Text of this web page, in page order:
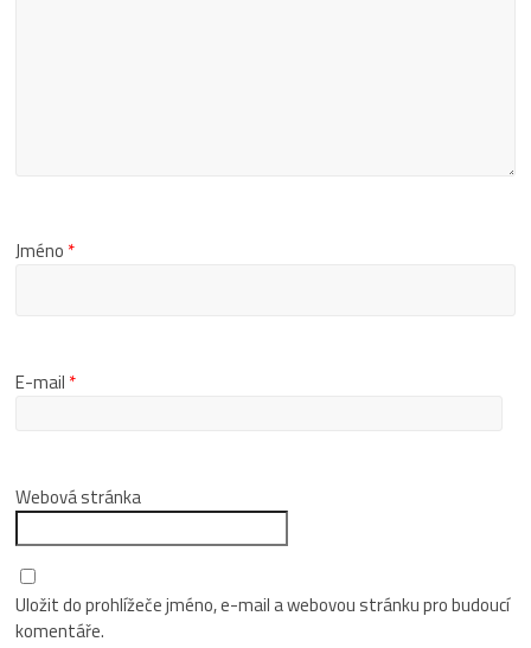
Jméno *
E-mail *
Webová stránka
Uložit do prohlížeče jméno, e-mail a webovou stránku pro budoucí
komentáře.